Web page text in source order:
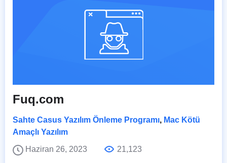
Fuq.com
Sahte Casus Yazılım Önleme Programı, Mac Kötü
Amaçlı Yazılım
Haziran 26, 2023
21,123